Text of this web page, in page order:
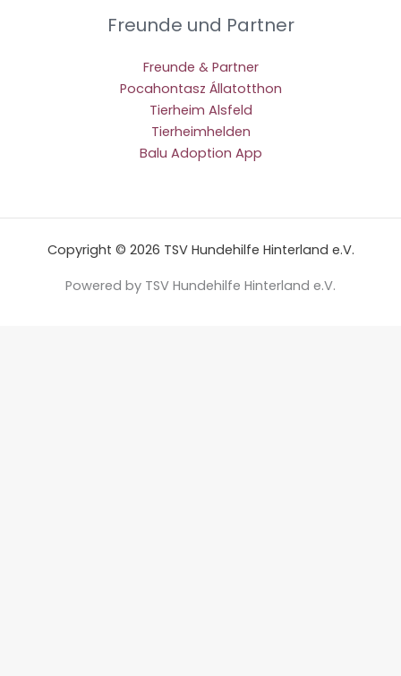
Freunde und Partner
Freunde & Partner
Pocahontasz Állatotthon
Tierheim Alsfeld
Tierheimhelden
Balu Adoption App
Copyright © 2026 TSV Hundehilfe Hinterland e.V.
Powered by TSV Hundehilfe Hinterland e.V.